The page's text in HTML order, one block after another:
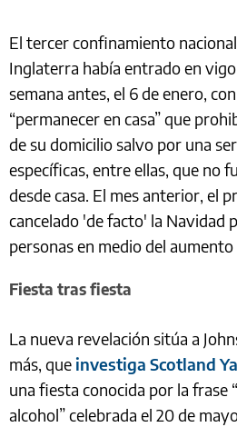
El tercer confinamiento
Inglaterra había entrado en
semana antes, el 6 de enero,
“permanecer en casa” que
de su domicilio salvo por una
específicas, entre ellas, que no
desde casa. El mes anterior, el
cancelado 'de facto' la Navidad
personas en medio del
Fiesta tras fiesta
La nueva revelación sitúa a
más, que investiga Scotland
una fiesta conocida por la frase
alcohol” celebrada el 20 de